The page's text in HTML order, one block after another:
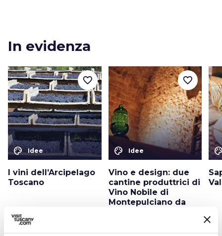
In evidenza
color_lens Idee
I vini dell’Arcipelago
Toscano
favorite_border
color_lens Idee
Vino e design: due
cantine produttrici di
Vino Nobile di
Montepulciano da
favorite_border